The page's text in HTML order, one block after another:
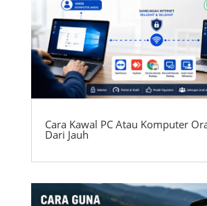
Cara Kawal PC Atau Komputer
Dari Jauh